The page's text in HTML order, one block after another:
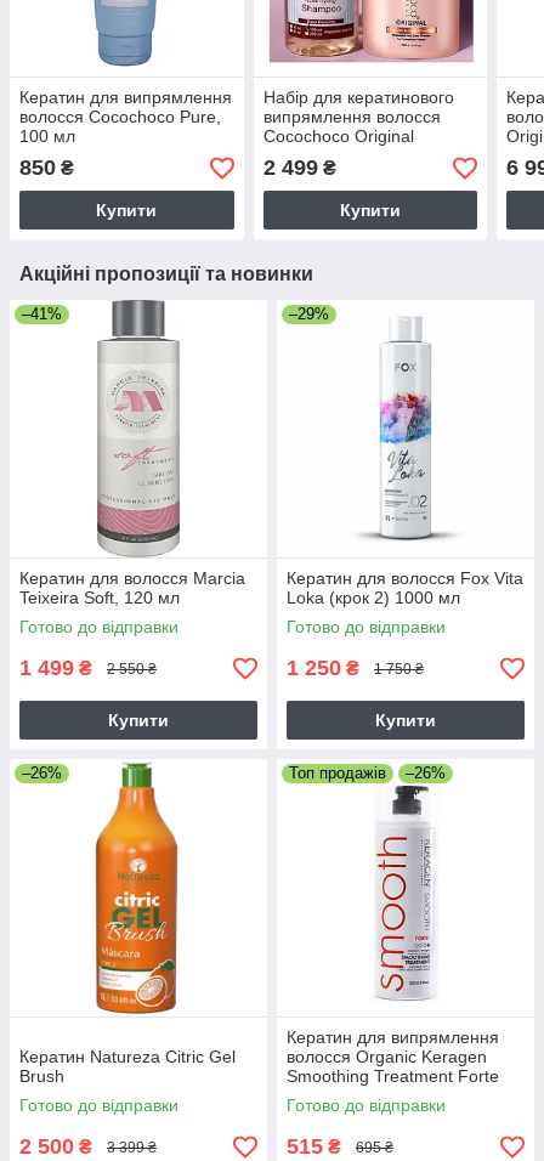
Кератин для випрямлення
волосся Cocochoco Pure,
100 мл
850 ₴
Купити
Набір для кератинового
випрямлення волосся
Cocochoco Original
кератин 250 мл
(заводська) + шампунь
100 мл (розлив)
2 499₴
Купити
6
Акційні пропозиції та новинки
–41%
Кератин для волосся Marcia
Teixeira Soft, 120 мл
Готово до відправки
1 499 ₴ 2 550 ₴
Купити
–29%
Кератин для волосся Fox Vita
Loka (крок 2) 1000 мл
Готово до відправки
1 250 ₴ 1 750 ₴
Купити
–26%
Кератин Natureza Citric Gel
Brush
Готово до відправки
2 500 ₴ 3 399 ₴
Топ продажів –26%
Кератин для випрямлення
волосся Organic Keragen
Smoothing Treatment Forte
4%, 50 г (розлив)
Готово до відправки
515 ₴ 695 ₴